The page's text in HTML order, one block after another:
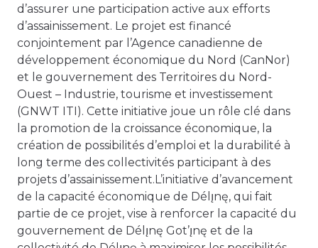
d’assurer une participation active aux efforts
d’assainissement. Le projet est financé
conjointement par l’Agence canadienne de
développement économique du Nord (CanNor)
et le gouvernement des Territoires du Nord-
Ouest – Industrie, tourisme et investissement
(GNWT ITI). Cette initiative joue un rôle clé dans
la promotion de la croissance économique, la
création de possibilités d’emploi et la durabilité à
long terme des collectivités participant à des
projets d’assainissement.L’initiative d’avancement
de la capacité économique de Délı̨nę, qui fait
partie de ce projet, vise à renforcer la capacité du
gouvernement de Délı̨nę Got’ı̨nę et de la